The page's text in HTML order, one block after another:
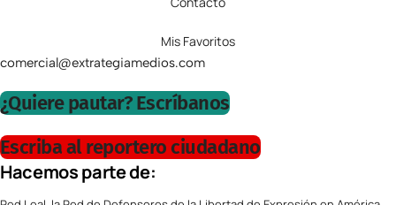
Mis Favoritos
comercial@extrategiamedios.com
¿Quiere pautar? Escríbanos
Escriba al reportero ciudadano
Hacemos parte de: